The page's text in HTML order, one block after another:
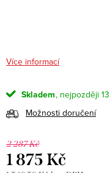
Více informací
Skladem
Možnosti doručení
2 287 Kč
1 875 Kč